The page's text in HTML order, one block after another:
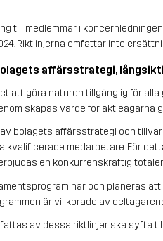
till medlemmar i
Riktlinjerna omfattar inte
affärsstrategi,
att göra naturen tillgänglig för
skapas värde för aktieägarna
bolagets affärsstrategi och
kvalificerade medarbetare. För
en konkurrenskraftig
har, och planeras
är villkorade av
av dessa riktlinjer ska syfta